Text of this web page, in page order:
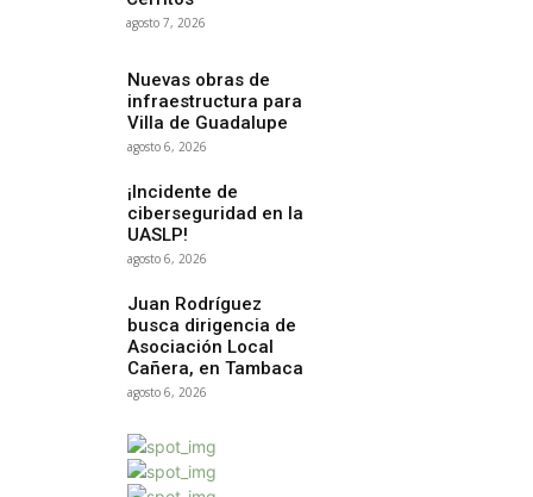
agosto 7, 2026
Nuevas obras de
infraestructura para
Villa de Guadalupe
agosto 6, 2026
¡Incidente de
ciberseguridad en la
UASLP!
agosto 6, 2026
Juan Rodríguez
busca dirigencia de
Asociación Local
Cañera, en Tambaca
agosto 6, 2026